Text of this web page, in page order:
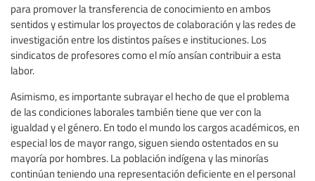
para promover la transferencia de conocimiento en ambos
sentidos y estimular los proyectos de colaboración y las redes de
investigación entre los distintos países e instituciones. Los
sindicatos de profesores como el mío ansían contribuir a esta
labor.
Asimismo, es importante subrayar el hecho de que el problema
de las condiciones laborales también tiene que ver con la
igualdad y el género. En todo el mundo los cargos académicos, en
especial los de mayor rango, siguen siendo ostentados en su
mayoría por hombres. La población indígena y las minorías
continúan teniendo una representación deficiente en el personal